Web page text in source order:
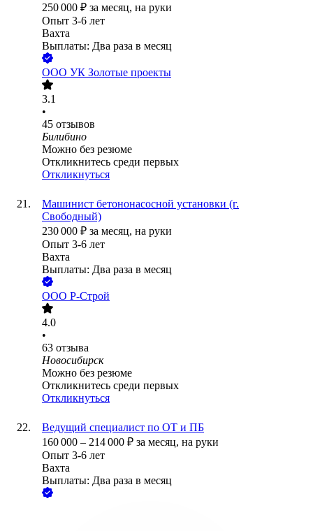
250 000 ₽ за месяц, на руки
Опыт 3-6 лет
Вахта
Выплаты: Два раза в месяц
ООО УК Золотые проекты
3.1
•
45 отзывов
Билибино
Можно без резюме
Откликнитесь среди первых
Откликнуться
Машинист бетононасосной установки (г.
Свободный)
230 000 ₽ за месяц, на руки
Опыт 3-6 лет
Вахта
Выплаты: Два раза в месяц
ООО Р-Строй
4.0
•
63 отзыва
Новосибирск
Можно без резюме
Откликнитесь среди первых
Откликнуться
Ведущий специалист по ОТ и ПБ
160 000 – 214 000 ₽ за месяц, на руки
Опыт 3-6 лет
Вахта
Выплаты: Два раза в месяц